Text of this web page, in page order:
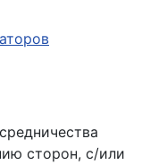
сторон, с/или